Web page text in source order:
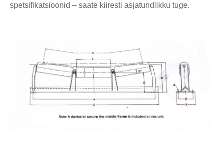
spetsifikatsioonid – saate kiiresti asjatundlikku tuge.